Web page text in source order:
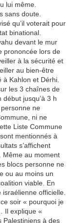
lui même.
sans doute.
qu’il voterait pour
binational.
devant le mur
prononcée lors de
à la sécurité et
au bien-être
à Kahlon et Dérhi.
les 3 chaînes de
jusqu’à 3 h
ne
ni ne
Liste Commune
mentionnés à
s’affichent
Même au moment
blocs personne ne
ou au moins un
viable. En
officielle.
soir « pourquoi je
Il explique «
Palestiniens à des